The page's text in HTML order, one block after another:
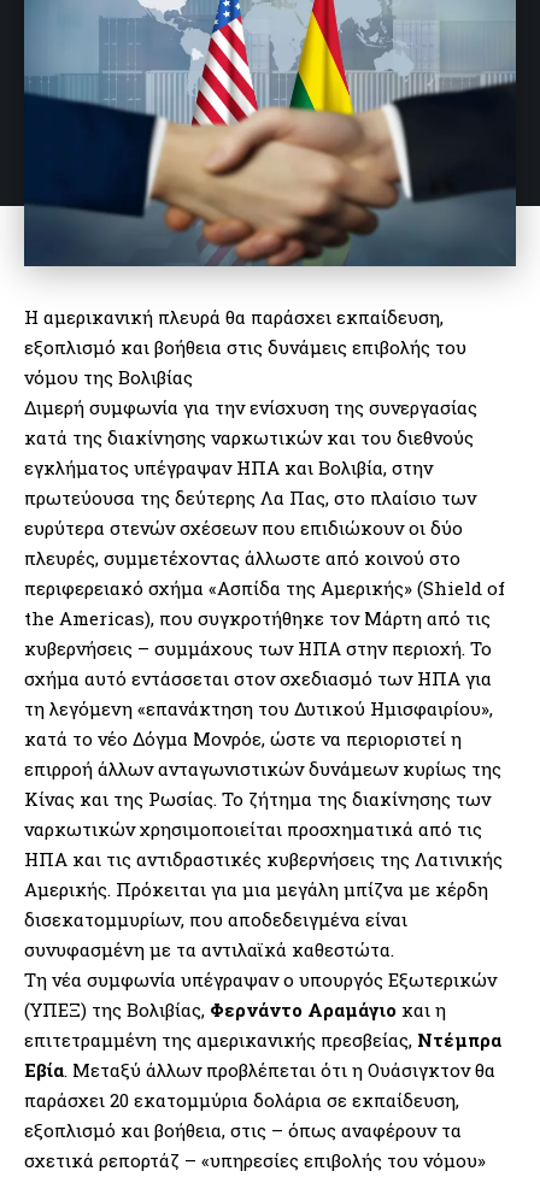
Η αμερικανική πλευρά θα παράσχει εκπαίδευση,
εξοπλισμό και βοήθεια στις δυνάμεις επιβολής του
νόμου της Βολιβίας
Διμερή συμφωνία για την ενίσχυση της συνεργασίας
κατά της διακίνησης ναρκωτικών και του διεθνούς
εγκλήματος υπέγραψαν ΗΠΑ και Βολιβία, στην
πρωτεύουσα της δεύτερης Λα Πας, στο πλαίσιο των
ευρύτερα στενών σχέσεων που επιδιώκουν οι δύο
πλευρές, συμμετέχοντας άλλωστε από κοινού στο
περιφερειακό σχήμα «Ασπίδα της Αμερικής» (Shield of
the Americas), που συγκροτήθηκε τον Μάρτη από τις
κυβερνήσεις – συμμάχους των ΗΠΑ στην περιοχή. Το
σχήμα αυτό εντάσσεται στον σχεδιασμό των ΗΠΑ για
τη λεγόμενη «επανάκτηση του Δυτικού Ημισφαιρίου»,
κατά το νέο Δόγμα Μονρόε, ώστε να περιοριστεί η
επιρροή άλλων ανταγωνιστικών δυνάμεων κυρίως της
Κίνας και της Ρωσίας. Το ζήτημα της διακίνησης των
ναρκωτικών χρησιμοποιείται προσχηματικά από τις
ΗΠΑ και τις αντιδραστικές κυβερνήσεις της Λατινικής
Αμερικής. Πρόκειται για μια μεγάλη μπίζνα με κέρδη
δισεκατομμυρίων, που αποδεδειγμένα είναι
συνυφασμένη με τα αντιλαϊκά καθεστώτα.
Τη νέα συμφωνία υπέγραψαν ο υπουργός Εξωτερικών
(ΥΠΕΞ) της Βολιβίας, Φερνάντο Αραμάγιο και η
επιτετραμμένη της αμερικανικής πρεσβείας, Ντέμπρα
Εβία. Μεταξύ άλλων προβλέπεται ότι η Ουάσιγκτον θα
παράσχει 20 εκατομμύρια δολάρια σε εκπαίδευση,
εξοπλισμό και βοήθεια, στις – όπως αναφέρουν τα
σχετικά ρεπορτάζ – «υπηρεσίες επιβολής του νόμου»